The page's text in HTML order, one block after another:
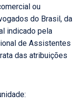
ou
do Brasil, da
indicado pela
de Assistentes
das atribuições